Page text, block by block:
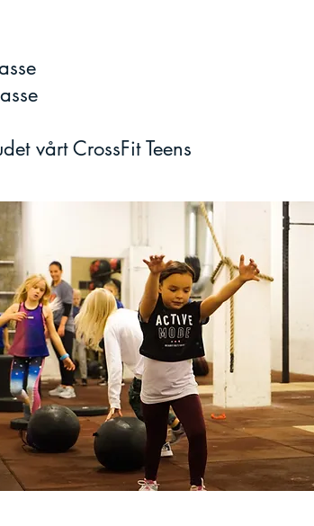
vårt CrossFit Teens